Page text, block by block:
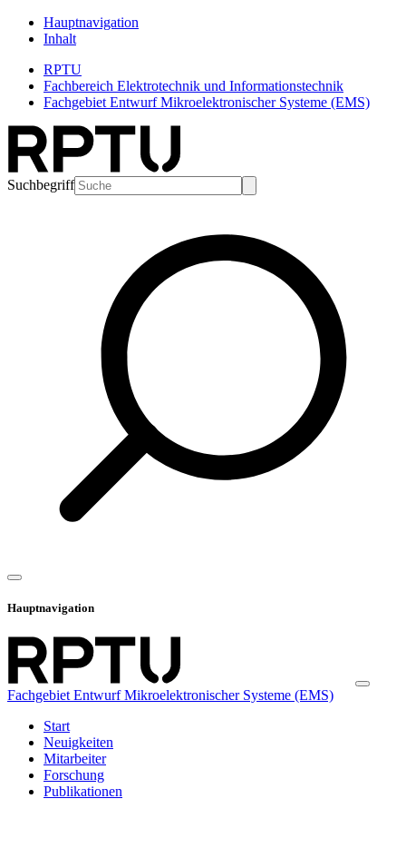
Hauptnavigation
Inhalt
RPTU
Fachbereich Elektrotechnik und Informationstechnik
Fachgebiet Entwurf Mikroelektronischer Systeme (EMS)
Suchbegriff
Hauptnavigation
Fachgebiet Entwurf Mikroelektronischer Systeme (EMS)
Start
Neuigkeiten
Mitarbeiter
Forschung
Publikationen